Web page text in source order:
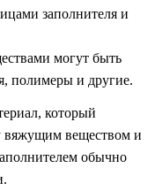
заполнителя и
могут быть
полимеры и другие.
который
вяжущим веществом и
обычно